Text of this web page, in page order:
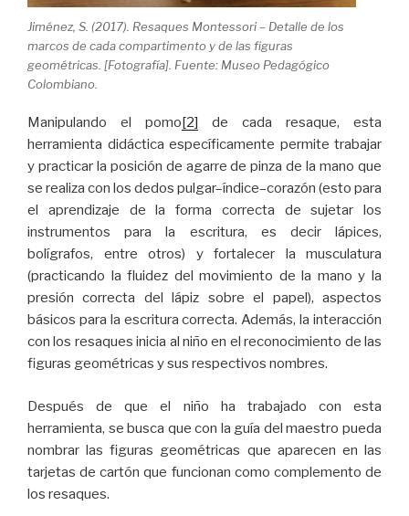
Jiménez, S. (2017). Resaques Montessori – Detalle de los
marcos de cada compartimento y de las figuras
geométricas. [Fotografía]. Fuente: Museo Pedagógico
Colombiano.
Manipulando el pomo[2] de cada resaque, esta
herramienta didáctica específicamente permite trabajar
y practicar la posición de agarre de pinza de la mano que
se realiza con los dedos pulgar–índice–corazón (esto para
el aprendizaje de la forma correcta de sujetar los
instrumentos para la escritura, es decir lápices,
bolígrafos, entre otros) y fortalecer la musculatura
(practicando la fluidez del movimiento de la mano y la
presión correcta del lápiz sobre el papel), aspectos
básicos para la escritura correcta. Además, la interacción
con los resaques inicia al niño en el reconocimiento de las
figuras geométricas y sus respectivos nombres.
Después de que el niño ha trabajado con esta
herramienta, se busca que con la guía del maestro pueda
nombrar las figuras geométricas que aparecen en las
tarjetas de cartón que funcionan como complemento de
los resaques.